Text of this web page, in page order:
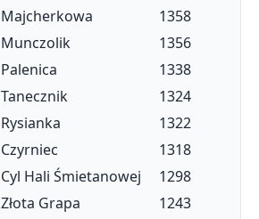
Majcherkowa
1358
Munczolik
1356
Palenica
1338
Tanecznik
1324
Rysianka
1322
Czyrniec
1318
Cyl Hali Śmietanowej
1298
Złota Grapa
1243